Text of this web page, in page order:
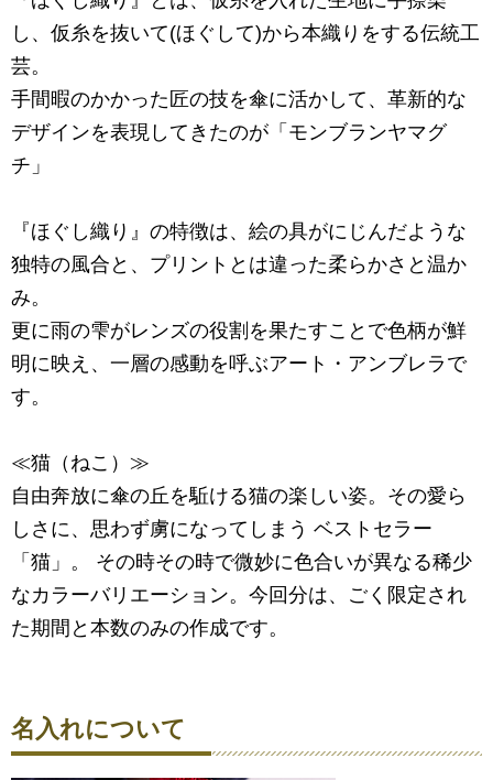
し、仮糸を抜いて(ほぐして)から本織りをする伝統工
芸。
手間暇のかかった匠の技を傘に活かして、革新的な
デザインを表現してきたのが「モンブランヤマグ
チ」
『ほぐし織り』の特徴は、絵の具がにじんだような
独特の風合と、プリントとは違った柔らかさと温か
み。
更に雨の雫がレンズの役割を果たすことで色柄が鮮
明に映え、一層の感動を呼ぶアート・アンブレラで
す。
≪猫（ねこ）≫
自由奔放に傘の丘を駈ける猫の楽しい姿。その愛ら
しさに、思わず虜になってしまう ベストセラー
「猫」。 その時その時で微妙に色合いが異なる稀少
なカラーバリエーション。今回分は、ごく限定され
た期間と本数のみの作成です。
名入れについて